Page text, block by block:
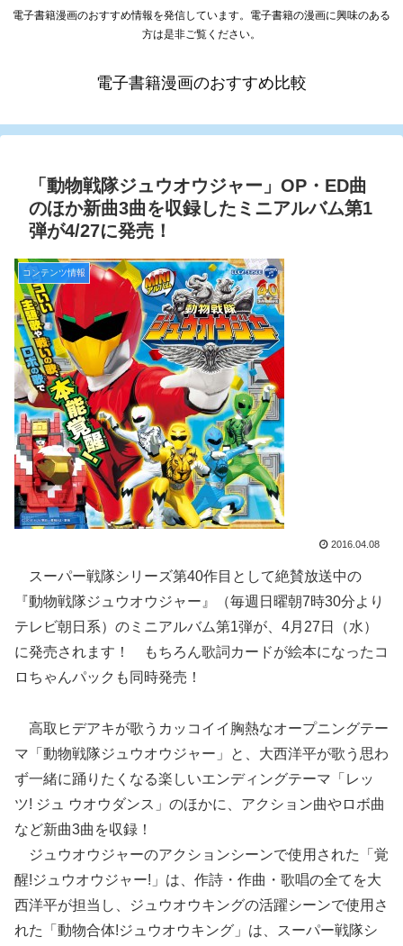
電子書籍漫画のおすすめ情報を発信しています。電子書籍の漫画に興味のある
方は是非ご覧ください。
電子書籍漫画のおすすめ比較
「動物戦隊ジュウオウジャー」OP・ED曲
のほか新曲3曲を収録したミニアルバム第1
弾が4/27に発売！
コンテンツ情報
2016.04.08
スーパー戦隊シリーズ第40作目として絶賛放送中の
『動物戦隊ジュウオウジャー』（毎週日曜朝7時30分より
テレビ朝日系）のミニアルバム第1弾が、4月27日（水）
に発売されます！ もちろん歌詞カードが絵本になったコ
ロちゃんパックも同時発売！
高取ヒデアキが歌うカッコイイ胸熱なオープニングテー
マ「動物戦隊ジュウオウジャー」と、大西洋平が歌う思わ
ず一緒に踊りたくなる楽しいエンディングテーマ「レッ
ツ! ジュ ウオウダンス」のほかに、アクション曲やロボ曲
など新曲3曲を収録！
ジュウオウジャーのアクションシーンで使用された「覚
醒!ジュウオウジャー!」は、作詩・作曲・歌唱の全てを大
西洋平が担当し、ジュウオウキングの活躍シーンで使用さ
れた「動物合体!ジュウオウキング」は、スーパー戦隊シ